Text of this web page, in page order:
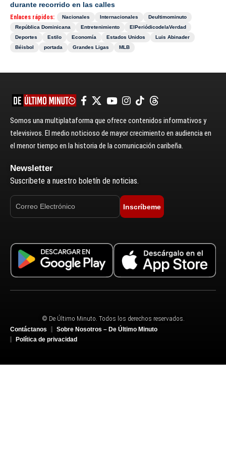
durante recorrido en las calles
Enlaces rápidos: Nacionales Internacionales
Deultimominuto
República Dominicana
Entretenimiento
ElPeriódicodelaVerdad
Deportes
Estilo Economía Estados Unidos
Luis Abinader
Béisbol
portada Grandes Ligas MLB
Somos una multiplataforma que ofrece contenidos informativos y
televisivos. El medio noticioso de mayor crecimiento en audiencia en
el menor tiempo en la historia de la comunicación caribeña.
Newsletter
Suscríbete a nuestro boletín de noticias.
Inscríbeme
© De Último Minuto. Todos los derechos reservados.
Contáctanos
Sobre Nosotros – De Último Minuto
Política de privacidad